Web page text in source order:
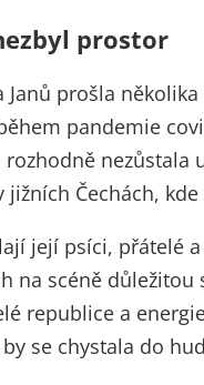
prostor
Janů prošla
pandemie
nezůstala
jižních Čechách,
její psíci, přátelé
na scéně
republice a
by se chystala do